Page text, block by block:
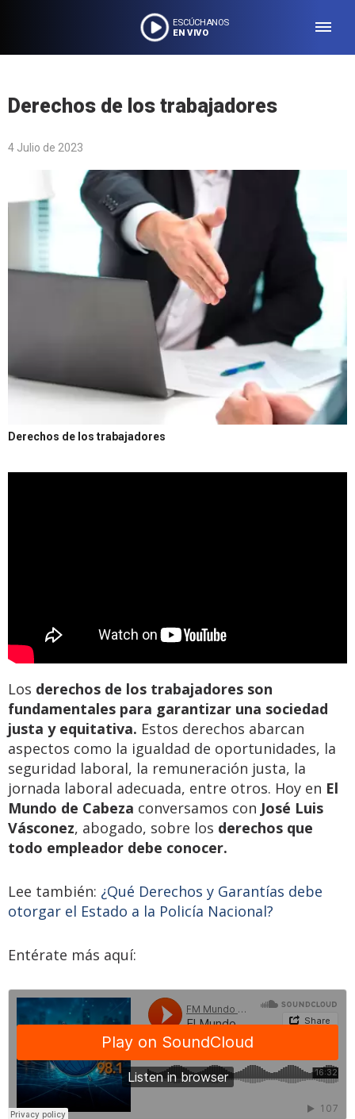
ESCÚCHANOS
EN VIVO
Derechos de los trabajadores
4 Julio de 2023
Derechos de los trabajadores
Los derechos de los trabajadores son
fundamentales para garantizar una sociedad
justa y equitativa. Estos derechos abarcan
aspectos como la igualdad de oportunidades, la
seguridad laboral, la remuneración justa, la
jornada laboral adecuada, entre otros. Hoy en El
Mundo de Cabeza conversamos con José Luis
Vásconez, abogado, sobre los derechos que
todo empleador debe conocer.
Lee también: ¿Qué Derechos y Garantías debe
otorgar el Estado a la Policía Nacional?
Entérate más aquí: